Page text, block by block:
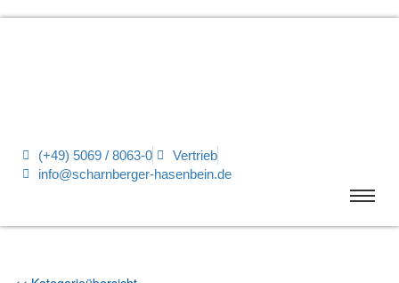
(+49) 5069 / 8063-0
Vertrieb
info@scharnberger-hasenbein.de